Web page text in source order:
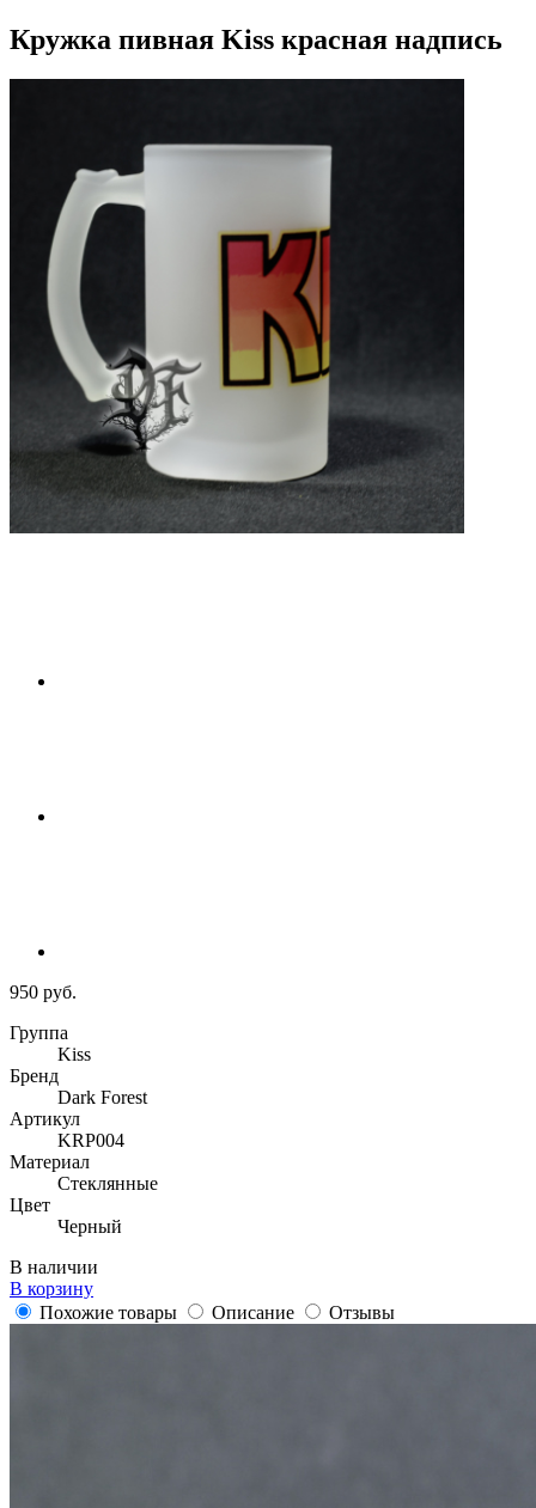
Кружка пивная Kiss красная надпись
950 руб.
Группа
Kiss
Бренд
Dark Forest
Артикул
KRP004
Материал
Стеклянные
Цвет
Черный
В наличии
В корзину
Похожие товары
Описание Отзывы